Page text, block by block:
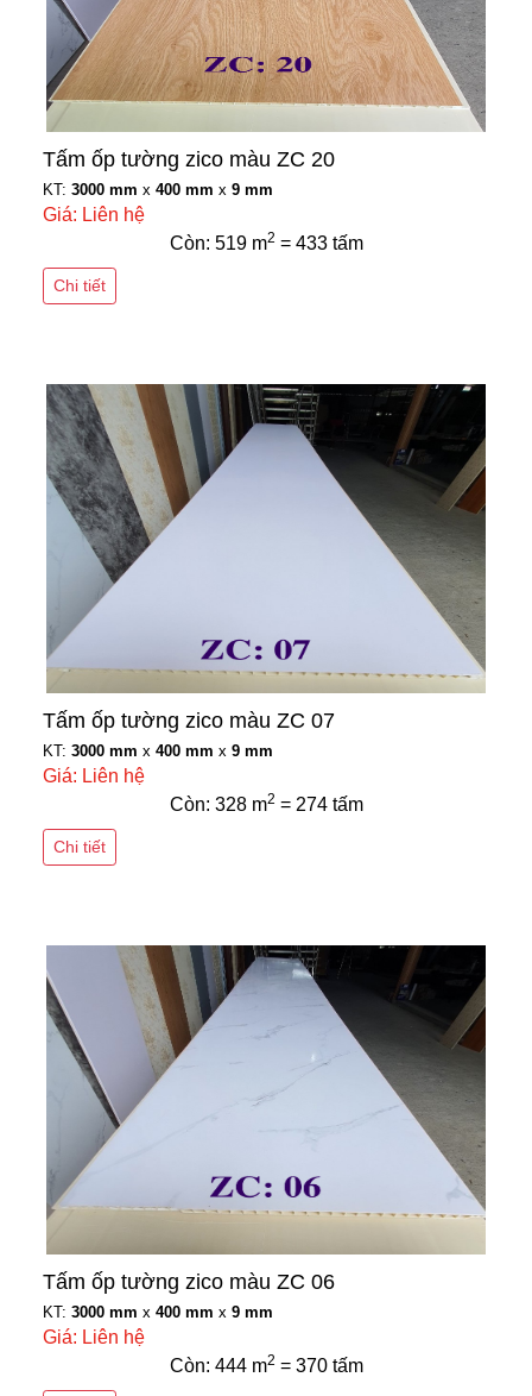
Tấm ốp tường zico màu ZC 20
KT: 3000 mm x 400 mm x 9 mm
Giá: Liên hệ
Còn: 519 m2 = 433 tấm
Chi tiết
Tấm ốp tường zico màu ZC 07
KT: 3000 mm x 400 mm x 9 mm
Giá: Liên hệ
Còn: 328 m2 = 274 tấm
Chi tiết
Tấm ốp tường zico màu ZC 06
KT: 3000 mm x 400 mm x 9 mm
Giá: Liên hệ
Còn: 444 m2 = 370 tấm